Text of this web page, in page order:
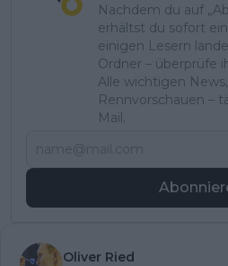
Nachdem du auf
erhältst du sofort
einigen Lesern
Ordner – überprüfe
Alle wichtigen
Rennvorschauen –
Mail.
Oliver Ried